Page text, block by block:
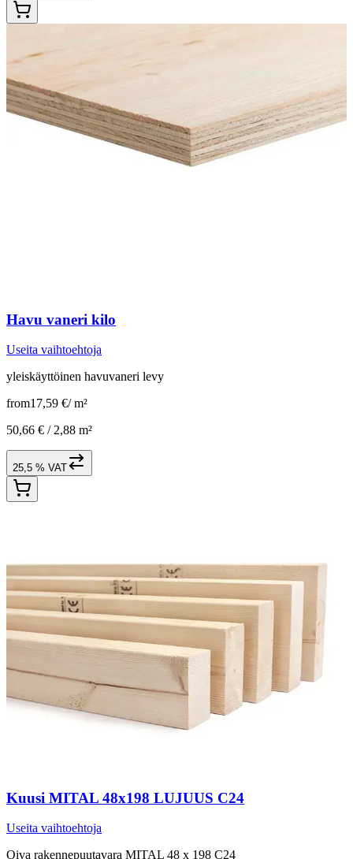
Havu vaneri kilo
Useita vaihtoehtoja
yleiskäyttöinen havuvaneri levy
from17,59 €/ m²
50,66 € / 2,88 m²
25,5 % VAT
Kuusi MITAL 48x198 LUJUUS C24
Useita vaihtoehtoja
Oiva rakennepuutavara MITAL 48 x 198 C24